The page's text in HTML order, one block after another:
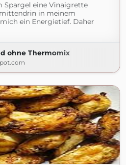
Spargel eine Vinaigrette
in meinem
ein Energietief. Daher
ohne Thermomix